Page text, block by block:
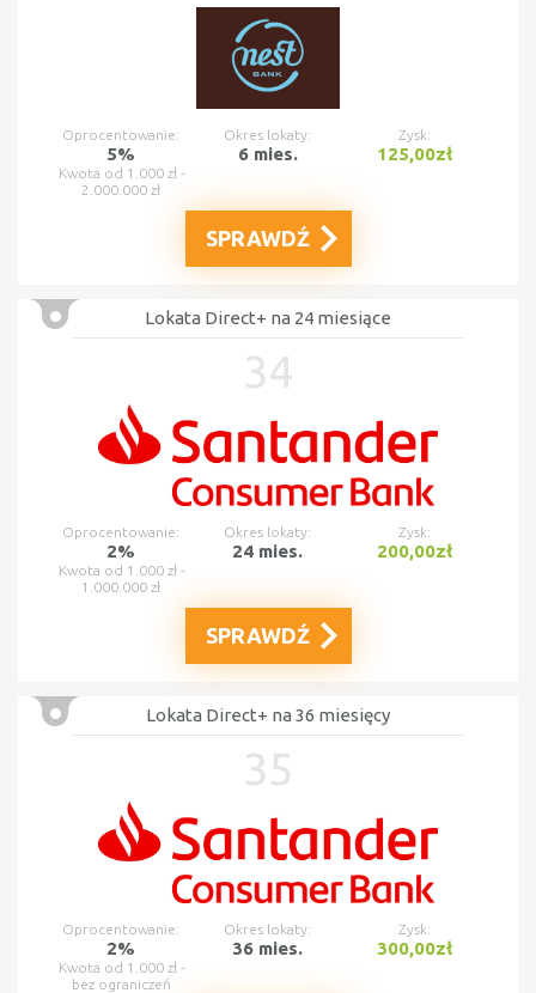
Oprocentowanie: Okres lokaty: Zysk:
5% 6 mies. 125,00zł
Kwota od 1.000 zł -
2.000.000 zł
SPRAWDŹ
Lokata Direct+ na 24 miesiące
34
Oprocentowanie: Okres lokaty: Zysk:
2% 24 mies. 200,00zł
Kwota od 1.000 zł -
1.000.000 zł
SPRAWDŹ
Lokata Direct+ na 36 miesięcy
35
Oprocentowanie: Okres lokaty: Zysk:
2% 36 mies. 300,00zł
Kwota od 1.000 zł -
bez ograniczeń